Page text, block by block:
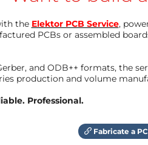
the Elektor PCB Service,
PCBs or assembled
and ODB++ formats, the
production and volume
Professional.
Fabricate a